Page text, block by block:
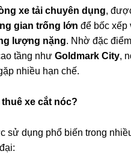
xe tải chuyên dụng,
gian trống lớn để bốc xếp
lượng nặng. Nhờ đặc
tầng như Goldmark City,
nhiều hạn chế.
xe cắt nóc?
sử dụng phổ biến trong